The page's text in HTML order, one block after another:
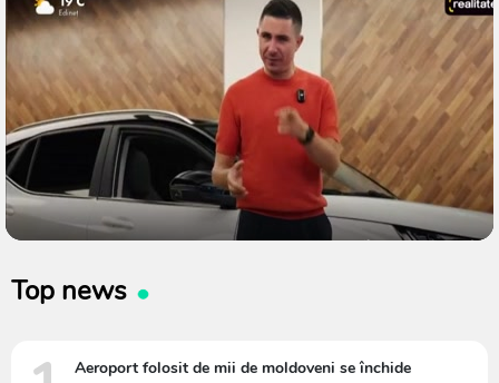
Top news
Aeroport folosit de mii de moldoveni se închide